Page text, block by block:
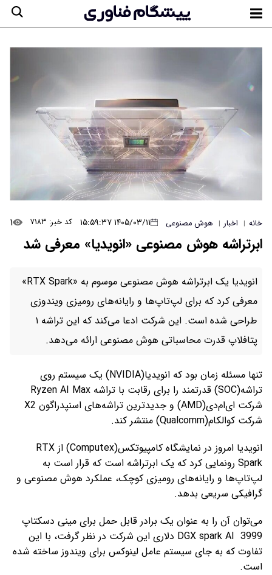
خانه | اخبار | هوش مصنوعی ۱۴۰۵/۰۳/۱۱ ۱۵:۵۹:۳۷ کد خبر: ۷۱۸۳ ۱
ابرتراشه هوش مصنوعی «انویدیا» معرفی شد
انویدیا یک ابرتراشه هوش مصنوعی موسوم به «RTX Spark»
معرفی کرد که برای لپ‌تاپ‌ها و رایانه‌های رومیزی ویندوزی
طراحی شده است. این شرکت ادعا می‌کند که این تراشه ۱
پتافلاپ قدرت محاسباتی هوش مصنوعی ارائه می‌دهد.
تنها مسئله زمان بود که انویدیا(NVIDIA) یک سیستم روی
تراشه(SOC) قدرتمند را برای رقابت با تراشه Ryzen AI Max
شرکت ای‌ام‌دی(AMD) و جدیدترین تراشه‌های اسنپدراگون X2
شرکت کوالکام(Qualcomm) منتشر کند.
انویدیا امروز در نمایشگاه کامپیوتکس(Computex) از RTX
Spark رونمایی کرد که یک ابرتراشه است که قرار است به
لپ‌تاپ‌ها و رایانه‌های رومیزی کوچک، عملکرد هوش مصنوعی و
گرافیکی سریعی بدهد.
می‌توان آن را به عنوان یک برادر قابل حمل برای مینی دسکتاپ
DGX spark AI 3999 دلاری این شرکت در نظر گرفت، با این
تفاوت که به جای سیستم عامل لینوکس برای ویندوز ساخته شده
است.